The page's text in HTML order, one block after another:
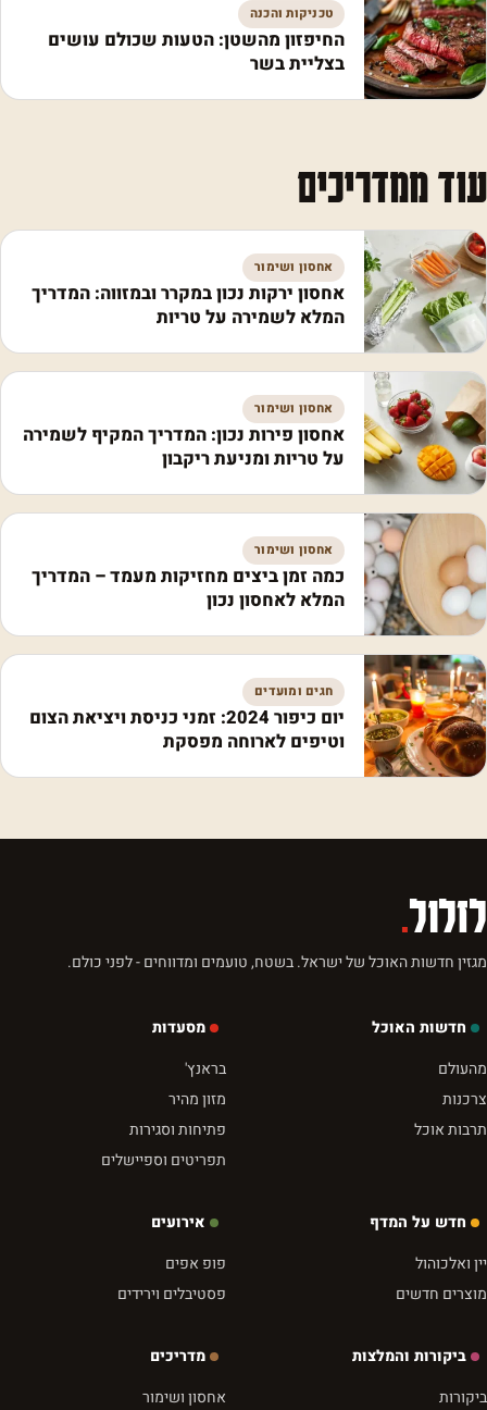
טכניקות והכנה
החיפזון מהשטן: הטעות שכולם עושים
בצליית בשר
עוד ממדריכים
אחסון ושימור
אחסון ירקות נכון במקרר ובמזווה: המדריך
המלא לשמירה על טריות
אחסון ושימור
אחסון פירות נכון: המדריך המקיף לשמירה
על טריות ומניעת ריקבון
אחסון ושימור
כמה זמן ביצים מחזיקות מעמד – המדריך
המלא לאחסון נכון
חגים ומועדים
יום כיפור 2024: זמני כניסת ויציאת הצום
וטיפים לארוחה מפסקת
לזלול.
מגזין חדשות האוכל של ישראל. בשטח, טועמים ומדווחים - לפני כולם.
חדשות האוכל
מהעולם
צרכנות
תרבות אוכל
מסעדות
בראנץ'
מזון מהיר
פתיחות וסגירות
תפריטים וספיישלים
חדש על המדף
יין ואלכוהול
מוצרים חדשים
אירועים
פופ אפים
פסטיבלים וירידים
ביקורות והמלצות
ביקורות
מדריכים
אחסון ושימור